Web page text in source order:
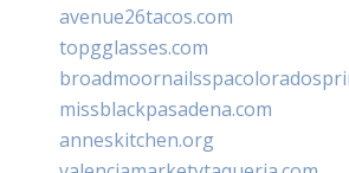
avenue26tacos.com
topgglasses.com
missblackpasadena.com
anneskitchen.org